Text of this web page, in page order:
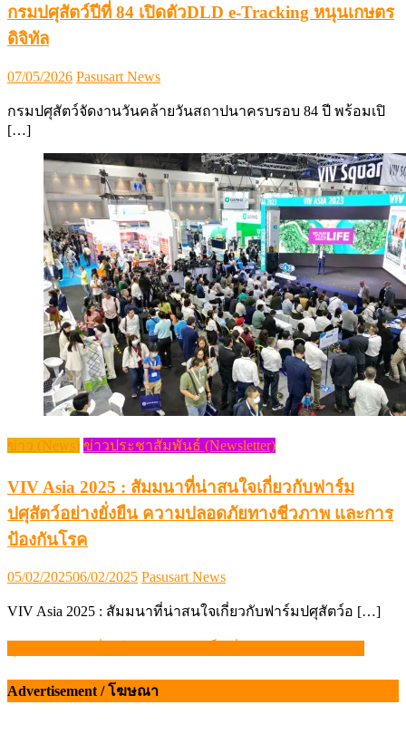
กรมปศุสัตว์ปีที่ 84 เปิดตัวDLD e-Tracking หนุนเกษตร
ดิจิทัล
Posted
07/05/2026 Author
Pasusart News
กรมปศุสัตว์จัดงานวันคล้ายวันสถาปนาครบรอบ 84 ปี พร้อมเปิ
[…]
ข่าว (News) ข่าวประชาสัมพันธ์ (Newsletter)
VIV Asia 2025 : สัมมนาที่น่าสนใจเกี่ยวกับฟาร์ม
ปศุสัตว์อย่างยั่งยืน ความปลอดภัยทางชีวภาพ และการ
ป้องกันโรค
Posted
05/02/202506/02/2025 Author
Pasusart News
VIV Asia 2025 : สัมมนาที่น่าสนใจเกี่ยวกับฟาร์มปศุสัตว์อ […]
แนะแนว
เรื่อง
Advertisement / โฆษณา